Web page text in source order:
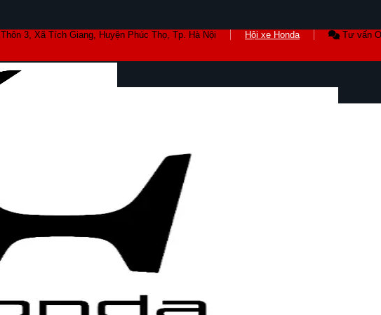
Thôn 3, Xã Tích Giang, Huyện Phúc Thọ, Tp. Hà Nội Hội xe Honda Tư vấn